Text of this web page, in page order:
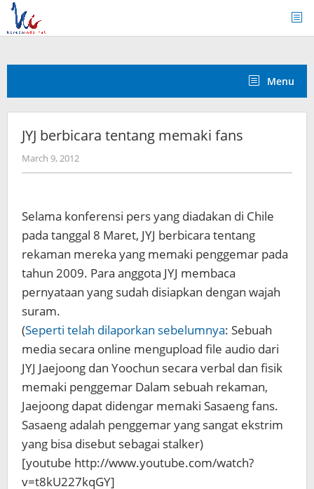
Skip
content
Menu
JYJ berbicara tentang memaki fans
March 9, 2012by
Koreanindo
Selama konferensi pers yang diadakan di Chile
pada tanggal 8 Maret, JYJ berbicara tentang
rekaman mereka yang memaki penggemar pada
tahun 2009. Para anggota JYJ membaca
pernyataan yang sudah disiapkan dengan wajah
suram.
(Seperti telah dilaporkan sebelumnya: Sebuah
media secara online mengupload file audio dari
JYJ Jaejoong dan Yoochun secara verbal dan fisik
memaki penggemar Dalam sebuah rekaman,
Jaejoong dapat didengar memaki Sasaeng fans.
Sasaeng adalah penggemar yang sangat ekstrim
yang bisa disebut sebagai stalker)
[youtube http://www.youtube.com/watch?
v=t8kU227kqGY]